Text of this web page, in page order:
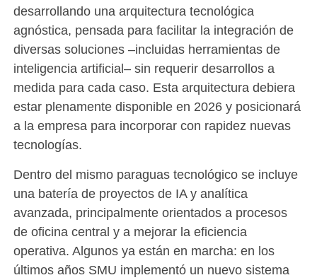
desarrollando una arquitectura tecnológica
agnóstica, pensada para facilitar la integración de
diversas soluciones –incluidas herramientas de
inteligencia artificial– sin requerir desarrollos a
medida para cada caso. Esta arquitectura debiera
estar plenamente disponible en 2026 y posicionará
a la empresa para incorporar con rapidez nuevas
tecnologías.
Dentro del mismo paraguas tecnológico se incluye
una batería de proyectos de IA y analítica
avanzada, principalmente orientados a procesos
de oficina central y a mejorar la eficiencia
operativa. Algunos ya están en marcha: en los
últimos años SMU implementó un nuevo sistema